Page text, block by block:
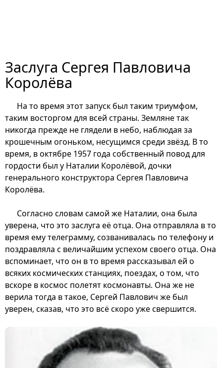
Заслуга Сергея Павловича
Королёва
На то время этот запуск был таким триумфом,
таким восторгом для всей страны. Земляне так
никогда прежде не глядели в небо, наблюдая за
крошечным огоньком, несущимся среди звёзд. В то
время, в октябре 1957 года собственный повод для
гордости был у Наталии Королёвой, дочки
генерального конструктора Сергея Павловича
Королёва.
Согласно словам самой же Наталии, она была
уверена, что это заслуга её отца. Она отправляла в то
время ему телеграмму, созванивалась по телефону и
поздравляла с величайшим успехом своего отца. Она
вспоминает, что он в то время рассказывал ей о
всяких космических станциях, поездах, о том, что
вскоре в космос полетят космонавты. Она же не
верила тогда в такое, Сергей Павлович же был
уверен, сказав, что это всё скоро уже свершится.